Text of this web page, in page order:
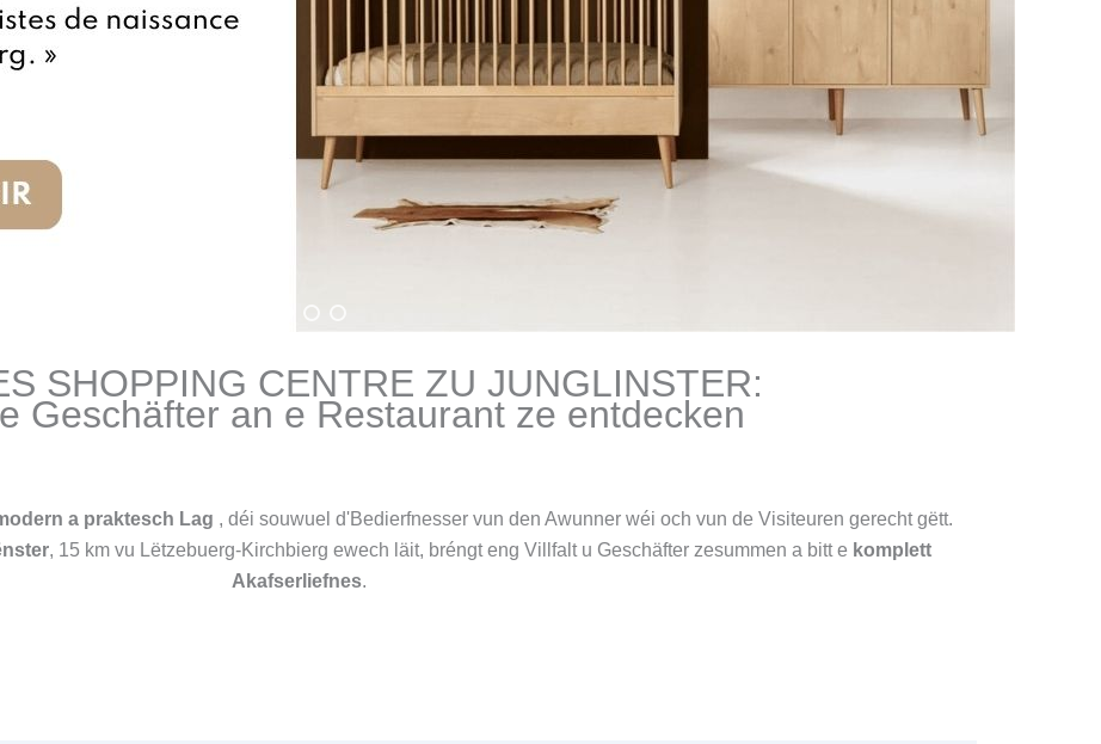
SHOPPING CENTRE ZU JUNGLINSTER:
Geschäfter an e Restaurant ze entdecken
a praktesch Lag , déi souwuel d'Bedierfnesser vun den Awunner wéi och vun de Visiteuren gerecht gëtt.
, 15 km vu Lëtzebuerg-Kirchbierg ewech läit, bréngt eng Villfalt u Geschäfter zesummen a bitt e komplett
Akafserliefnes.